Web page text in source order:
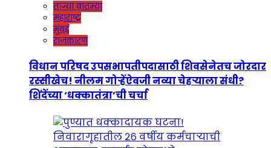
ताज्या बातम्या
महाराष्ट्र
मुंबई
राजकारण
विधान परिषद उपसभापतीपदासाठी शिवसेनेतच जोरदार
रस्सीखेच! नीलम गोऱ्हेंऐवजी नव्या चेहऱ्याला संधी?
शिंदेंच्या ‘धक्कातंत्रा’ची चर्चा